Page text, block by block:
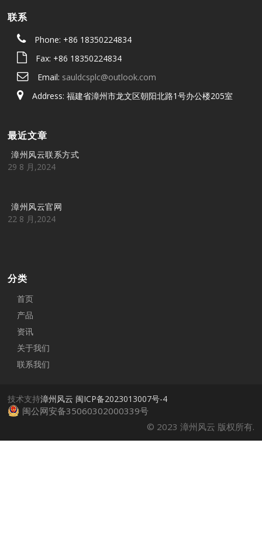
联系
Phone: +86 18350224834
Fax: +86 18350224834
Email: sauldcsplc@outlook.com
Address: 福建省漳州市龙文区朝阳北路1号办公楼205室
最近文章
漳州风云联系方式
29 8 月,2024
漳州风云官网
22 8 月,2024
分类
首页
产品
资讯
关于我们
联系我们
技术支持漳州风云 闽ICP备2023013007号-4
闽公网安备35060302000339号
© 2023 漳州风云 版权所有.